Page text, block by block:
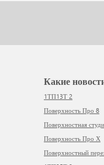
Какие
1ТП13Т 2
Поверхность Про 8
Поверхностная
Поверхность Про Х
Поверхностный